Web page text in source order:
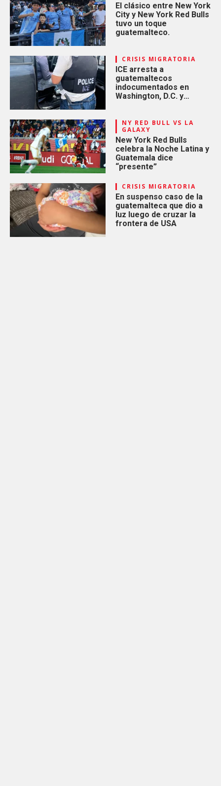
El clásico entre New York
City y New York Red Bulls
tuvo un toque
guatemalteco.
CRISIS MIGRATORIA
ICE arresta a
guatemaltecos
indocumentados en
Washington, D.C. y
NY RED BULL VS LA
GALAXY
New York Red Bulls
celebra la Noche Latina y
Guatemala dice
“presente”
CRISIS MIGRATORIA
En suspenso caso de la
guatemalteca que dio a
luz luego de cruzar la
frontera de USA